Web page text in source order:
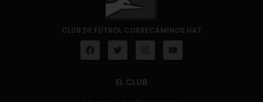
CLUB DE FÚTBOL CORRECAMINOS UAT
EL CLUB